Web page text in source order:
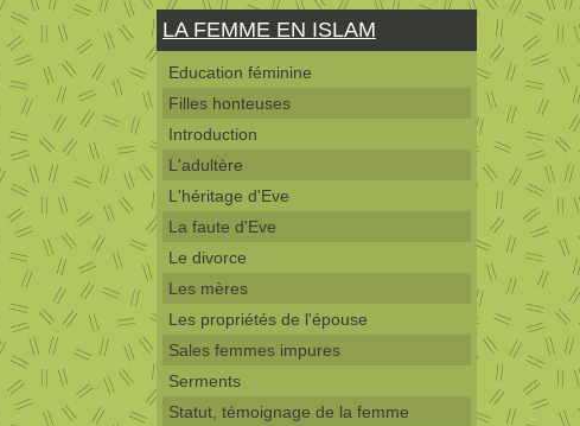
LA FEMME EN ISLAM
Education féminine
Filles honteuses
Introduction
L'adultère
L'héritage d'Eve
La faute d'Eve
Le divorce
Les mères
Les propriétés de l'épouse
Sales femmes impures
Serments
Statut, témoignage de la femme